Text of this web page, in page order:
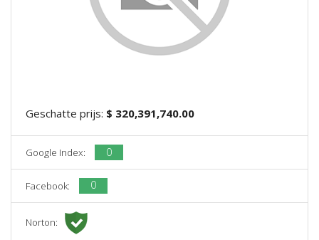
Geschatte prijs: $ 320,391,740.00
Google Index: 0
Facebook: 0
Norton: